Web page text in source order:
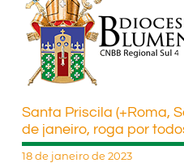
Santa Priscila (+Roma,
de janeiro, roga por
18 de janeiro de 2023